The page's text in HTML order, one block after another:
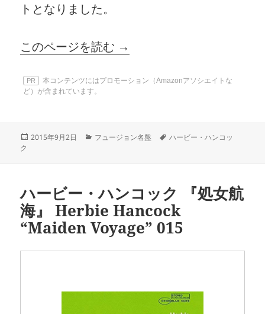
トとなりました。
このページを読む →
PR
本コンテンツにはプロモーション（Amazonアソシエイトな
ど）が含まれています。
投
2015年9月2日
カ
フュージョン名盤
タ
ハービー・ハンコッ
ク
ハービー・ハンコック 『処女航
海』 Herbie Hancock
“Maiden Voyage” 015